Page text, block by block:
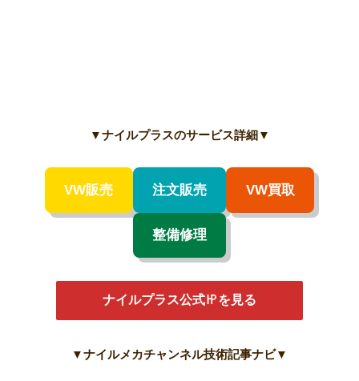
▼ナイルプラスのサービス詳細▼
VW販売 注文販売 VW買取
整備修理
ナイルプラス公式㏋を見る
▼ナイルメカチャンネル技術記事ナビ▼